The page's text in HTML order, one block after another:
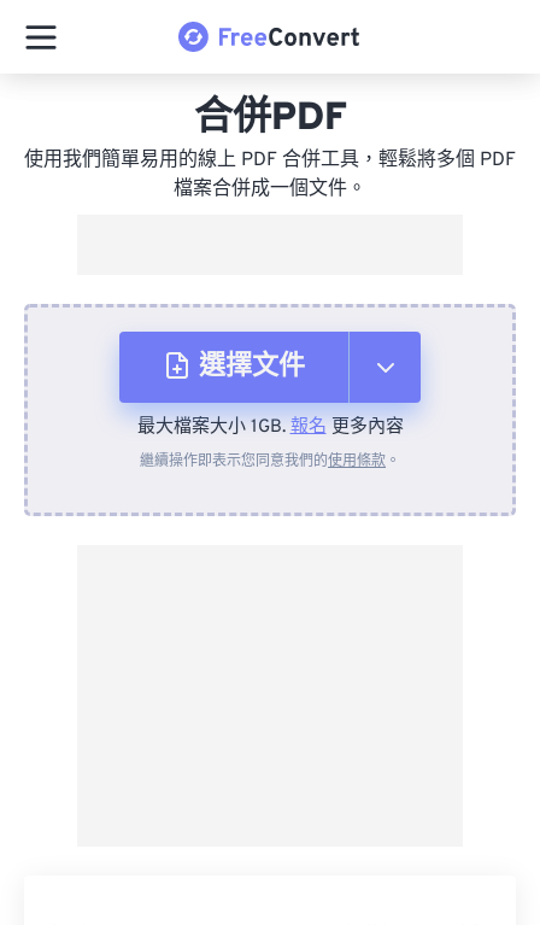
合併PDF
使用我們簡單易用的線上 PDF 合併工具，輕鬆將多個 PDF
檔案合併成一個文件。
選擇文件
來自裝置
最大檔案大小 1GB.報名更多內容
繼續操作即表示您同意我們的使用條款 。